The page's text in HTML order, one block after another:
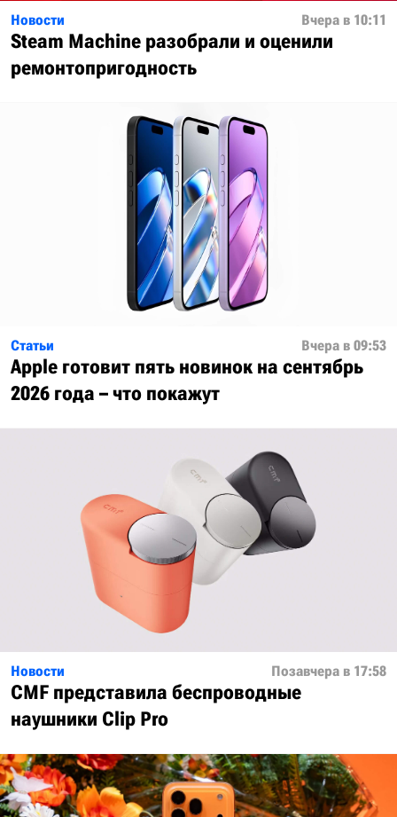
Новости Вчера в 10:11
Steam Machine разобрали и оценили
ремонтопригодность
Статьи Вчера в 09:53
Apple готовит пять новинок на сентябрь
2026 года – что покажут
Новости Позавчера в 17:58
CMF представила беспроводные
наушники Clip Pro